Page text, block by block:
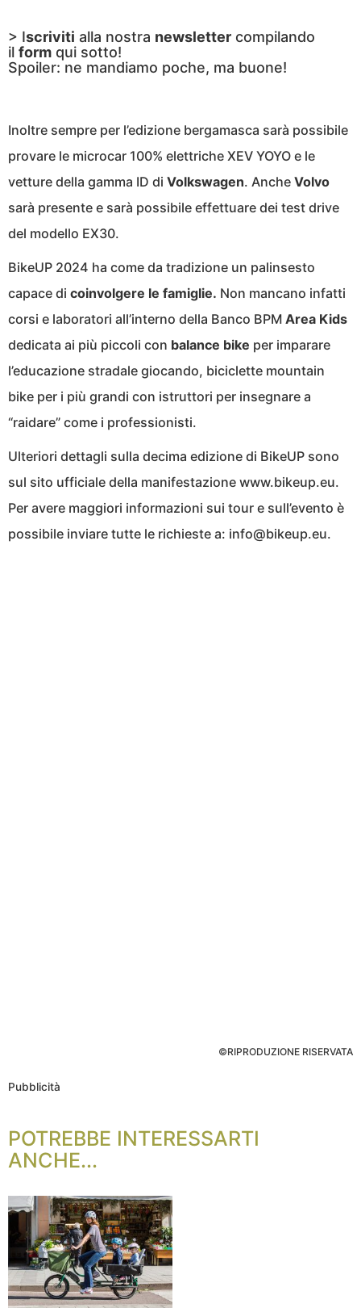
> Iscriviti alla nostra newsletter compilando
il form qui sotto!
Spoiler: ne mandiamo poche, ma buone!
Inoltre sempre per l’edizione bergamasca sarà possibile
provare le microcar 100% elettriche XEV YOYO e le
vetture della gamma ID di Volkswagen. Anche Volvo
sarà presente e sarà possibile effettuare dei test drive
del modello EX30.
BikeUP 2024 ha come da tradizione un palinsesto
capace di coinvolgere le famiglie. Non mancano infatti
corsi e laboratori all’interno della Banco BPM Area Kids
dedicata ai più piccoli con balance bike per imparare
l’educazione stradale giocando, biciclette mountain
bike per i più grandi con istruttori per insegnare a
“raidare” come i professionisti.
Ulteriori dettagli sulla decima edizione di BikeUP sono
sul sito ufficiale della manifestazione www.bikeup.eu.
Per avere maggiori informazioni sui tour e sull’evento è
possibile inviare tutte le richieste a: info@bikeup.eu.
©RIPRODUZIONE RISERVATA
Pubblicità
POTREBBE INTERESSARTI
ANCHE...